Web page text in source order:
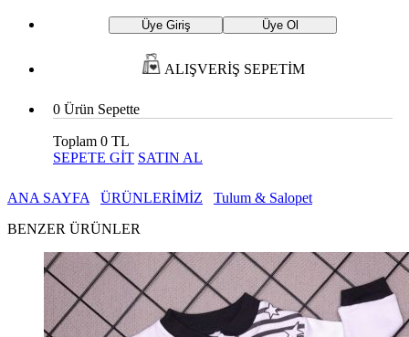
Üye Giriş Üye Ol
ALIŞVERİŞ SEPETİM
0 Ürün Sepette
Toplam 0 TL
SEPETE GİT SATIN AL
ANA SAYFA ÜRÜNLERİMİZ
Tulum & Salopet
BENZER ÜRÜNLER